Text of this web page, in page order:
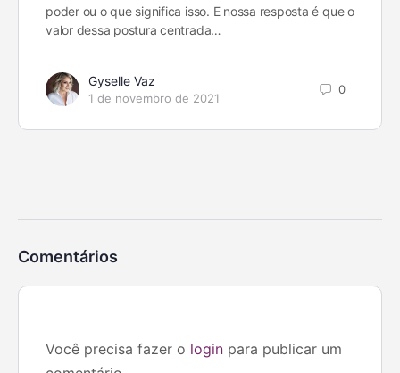
poder ou o que significa isso. E nossa resposta é que o
valor dessa postura centrada…
Gyselle Vaz
1 de novembro de 2021
0
Comentários
Você precisa fazer o login para publicar um